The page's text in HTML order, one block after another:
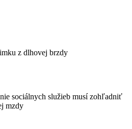
z dlhovej brzdy
sociálnych služieb musí zohľadniť
mzdy